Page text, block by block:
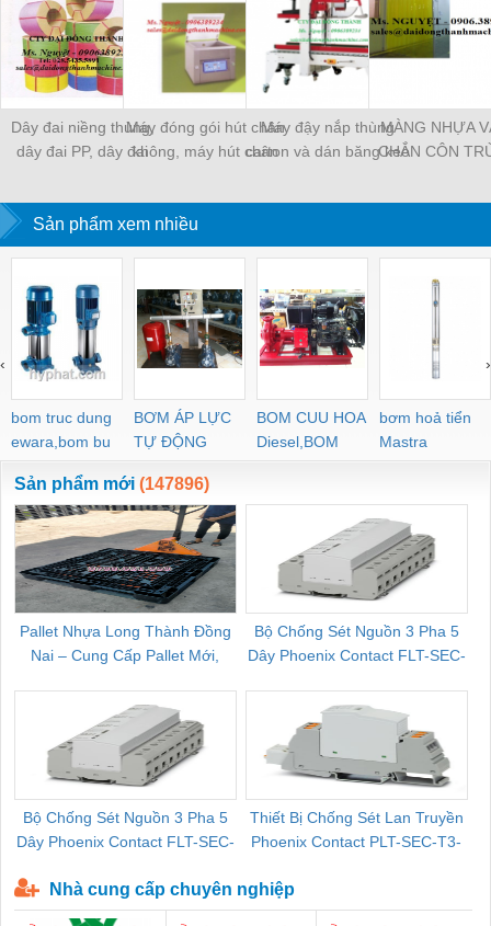
Dây đai niềng thùng,
dây đai PP, dây đai
Máy đóng gói hút chân
không, máy hút chân
Máy đậy nắp thùng
carton và dán băng keo
MÀNG NHỰA
CHẮN CÔN
KHO LẠNH,
Sản phẩm xem nhiều
bom truc dung
ewara,bom bu
ewara
BƠM ÁP LỰC
TỰ ĐỘNG
BOM CUU HOA
Diesel,BOM
CHUA CHAY
bơm hoả tiển
Mastra
‹ ›
Sản phẩm mới (147896)
Pallet Nhựa Long Thành Đồng
Nai – Cung Cấp Pallet Mới,
Bộ Chống Sét Nguồn 3 Pha 5
Dây Phoenix Contact FLT-SEC-
Bộ Chống Sét Nguồn 3 Pha 5
Dây Phoenix Contact FLT-SEC-
Thiết Bị Chống Sét Lan Truyền
Phoenix Contact PLT-SEC-T3-
Nhà cung cấp chuyên nghiệp